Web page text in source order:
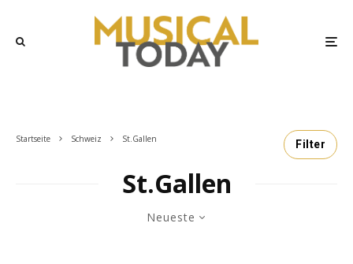
Startseite Schweiz St.Gallen Filter
St.Gallen
Neueste